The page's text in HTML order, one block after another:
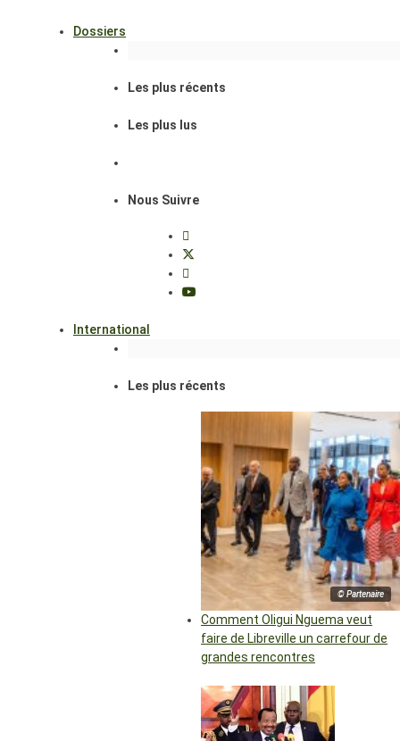
Dossiers
Les plus récents
Les plus lus
Nous Suivre
International
Les plus récents
© Partenaire
Comment Oligui Nguema veut
faire de Libreville un carrefour de
grandes rencontres